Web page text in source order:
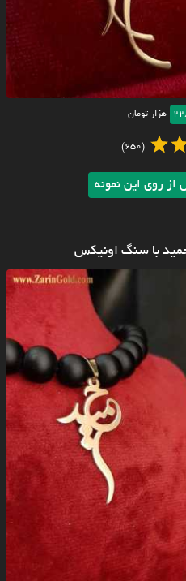
هزار تومان
(650)
روی این نمونه
با سنگ اونیکس